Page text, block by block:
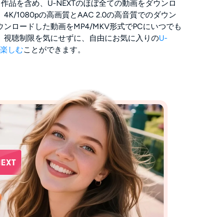
品を含め、U-NEXTのほぼ全ての動画をダウンロ
4K/1080pの高画質とAAC 2.0の高音質でのダウン
ロードした動画をMP4/MKV形式でPCにいつでも
視聴制限を気にせずに、自由にお気に入りのU-
しむことができます。